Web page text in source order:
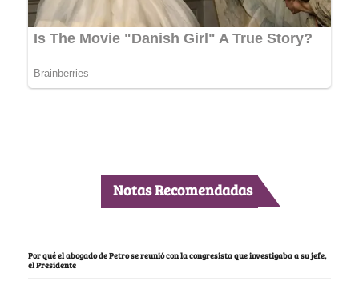
Notas Recomendadas
Por qué el abogado de Petro se reunió con la congresista que investigaba a su jefe,
el Presidente